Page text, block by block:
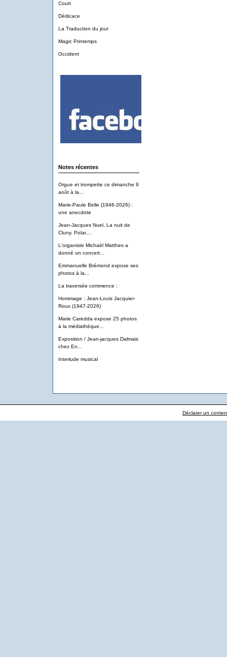
Court
Dédicace
La Traduction du jour
Magic Printemps
Occident
Notes récentes
Orgue et trompette ce dimanche 9
août à la...
Marie-Paule Belle (1946-2026) :
une anecdote
Jean-Jacques Nuel, La nuit de
Cluny. Polar....
L'organiste Michaël Matthes a
donné un concert...
Emmanuelle Brémond expose ses
photos à la...
La traversée commence :
Hommage : Jean-Louis Jacquier-
Roux (1947-2026)
Marie Caredda expose 25 photos
à la médiathèque...
Exposition / Jean-jacques Dalmais
chez En...
Interlude musical
Déclarer un